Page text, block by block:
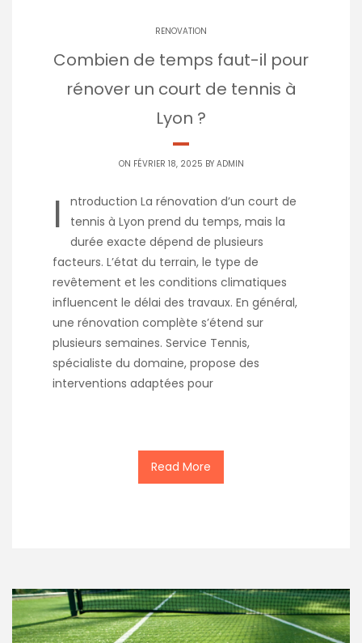
RENOVATION
Combien de temps faut-il pour
rénover un court de tennis à
Lyon ?
ON FÉVRIER 18, 2025 BY ADMIN
I
ntroduction La rénovation d’un court de
tennis à Lyon prend du temps, mais la
durée exacte dépend de plusieurs
facteurs. L’état du terrain, le type de
revêtement et les conditions climatiques
influencent le délai des travaux. En général,
une rénovation complète s’étend sur
plusieurs semaines. Service Tennis,
spécialiste du domaine, propose des
interventions adaptées pour
Read More